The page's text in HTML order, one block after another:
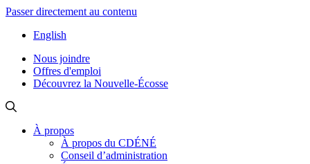
Passer directement au contenu
English
Nous joindre
Offres d'emploi
Découvrez la Nouvelle-Écosse
À propos
À propos du CDÉNÉ
Conseil d’administration